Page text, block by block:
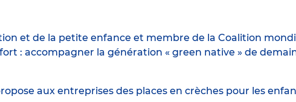
et de la petite enfance et membre de la Coalition
: accompagner la génération « green native » de
aux entreprises des places en crèches pour les